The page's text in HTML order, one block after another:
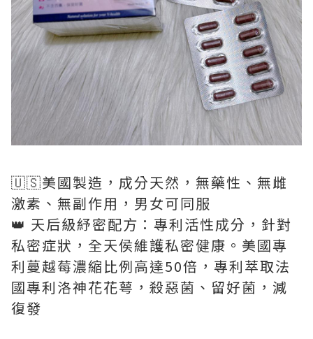
🇺🇸美國製造，成分天然，無藥性、無雌
激素、無副作用，男女可同服
👑 天后級紓密配方：專利活性成分，針對
私密症狀，全天侯維護私密健康。美國專
利蔓越莓濃縮比例高達50倍，專利萃取法
國專利洛神花花萼，殺惡菌、留好菌，減
復發